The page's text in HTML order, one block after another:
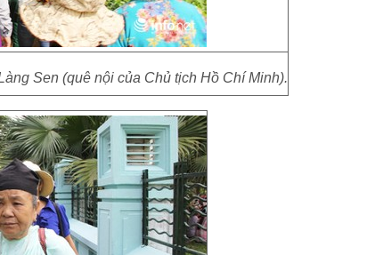
Sen (quê nội của Chủ tịch Hồ Chí Minh).